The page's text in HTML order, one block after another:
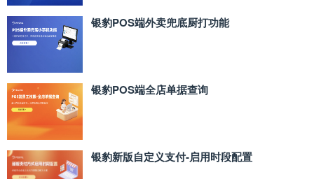
银豹POS端外卖兜底厨打功能
银豹POS端全店单据查询
银豹新版自定义支付‑启用时段配置